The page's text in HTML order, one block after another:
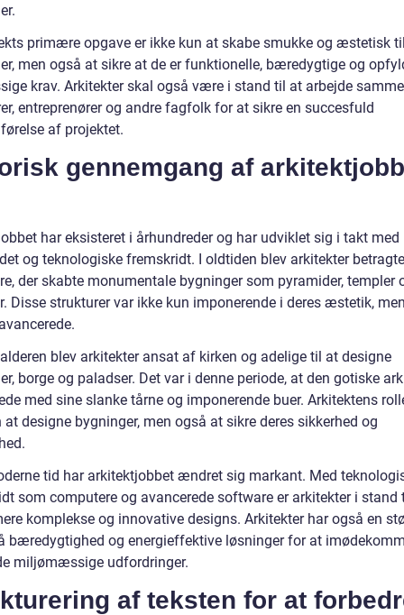
primære opgave er ikke kun at skabe smukke og æstetisk
men også at sikre at de er funktionelle, bæredygtige og
krav. Arkitekter skal også være i stand til at arbejde
entreprenører og andre fagfolk for at sikre en succesfuld
af projektet.
gennemgang af
har eksisteret i århundreder og har udviklet sig i takt med
og teknologiske fremskridt. I oldtiden blev arkitekter
der skabte monumentale bygninger som pyramider, templer
Disse strukturer var ikke kun imponerende i deres æstetik,
blev arkitekter ansat af kirken og adelige til at designe
borge og paladser. Det var i denne periode, at den gotiske
med sine slanke tårne og imponerende buer. Arkitektens
at designe bygninger, men også at sikre deres sikkerhed og
tid har arkitektjobbet ændret sig markant. Med
som computere og avancerede software er arkitekter i stand
komplekse og innovative designs. Arkitekter har også en
bæredygtighed og energieffektive løsninger for at
miljømæssige udfordringer.
af teksten for at